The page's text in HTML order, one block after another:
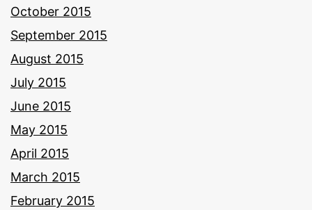
October 2015
September 2015
August 2015
July 2015
June 2015
May 2015
April 2015
March 2015
February 2015